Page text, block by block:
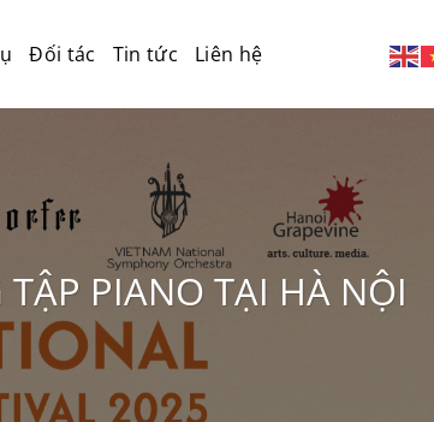
Đối tác Tin tức Liên hệ
PIANO TẠI HÀ NỘI